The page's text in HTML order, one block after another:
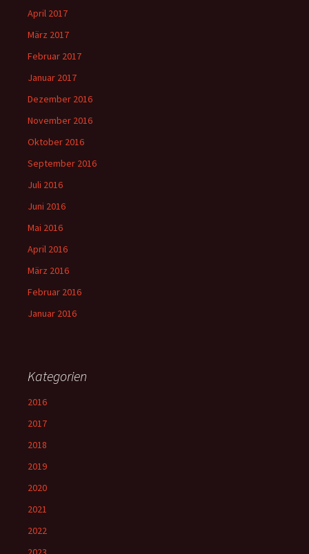
April 2017
März 2017
Februar 2017
Januar 2017
Dezember 2016
November 2016
Oktober 2016
September 2016
Juli 2016
Juni 2016
Mai 2016
April 2016
März 2016
Februar 2016
Januar 2016
Kategorien
2016
2017
2018
2019
2020
2021
2022